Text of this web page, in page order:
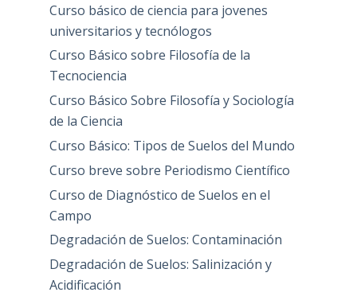
Curso básico de ciencia para jovenes
universitarios y tecnólogos
Curso Básico sobre Filosofía de la
Tecnociencia
Curso Básico Sobre Filosofía y Sociología
de la Ciencia
Curso Básico: Tipos de Suelos del Mundo
Curso breve sobre Periodismo Científico
Curso de Diagnóstico de Suelos en el
Campo
Degradación de Suelos: Contaminación
Degradación de Suelos: Salinización y
Acidificación